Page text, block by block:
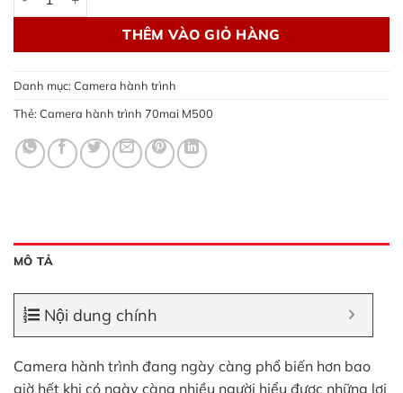
THÊM VÀO GIỎ HÀNG
Danh mục: Camera hành trình
Thẻ: Camera hành trình 70mai M500
MÔ TẢ
Nội dung chính
Camera hành trình đang ngày càng phổ biến hơn bao
giờ hết khi có ngày càng nhiều người hiểu được những lợi